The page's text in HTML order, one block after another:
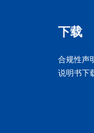
下载
合规性声
说明书下